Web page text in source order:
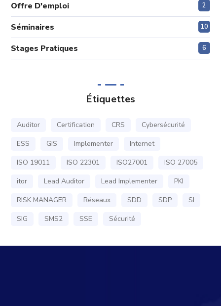
Offre D'emploi 2
Séminaires 10
Stages Pratiques 6
Étiquettes
Auditor Certification CRS
Cybersécurité
ESS
GIS Implementer
Internet
ISO 19011
ISO 22301 ISO27001
ISO 27005
itor
Lead Auditor Lead Implementer
PKI
RISK MANAGER
Réseaux SDD SDP
SI
SIG
SMS2 SSE Sécurité